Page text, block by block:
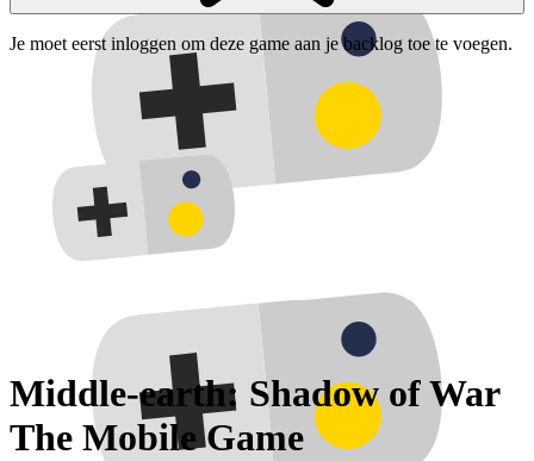
Je moet eerst inloggen om deze game aan je backlog toe te voegen.
Middle-earth: Shadow of War
The Mobile Game